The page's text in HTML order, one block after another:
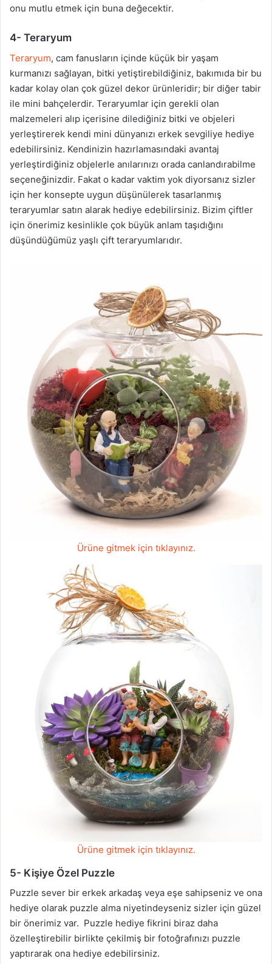
onu mutlu etmek için buna değecektir.
4- Teraryum
Teraryum, cam fanusların içinde küçük bir yaşam
kurmanızı sağlayan, bitki yetiştirebildiğiniz, bakımıda bir bu
kadar kolay olan çok güzel dekor ürünleridir; bir diğer tabir
ile mini bahçelerdir. Teraryumlar için gerekli olan
malzemeleri alıp içerisine dilediğiniz bitki ve objeleri
yerleştirerek kendi mini dünyanızı erkek sevgiliye hediye
edebilirsiniz. Kendinizin hazırlamasındaki avantaj
yerleştirdiğiniz objelerle anılarınızı orada canlandırabilme
seçeneğinizdir. Fakat o kadar vaktim yok diyorsanız sizler
için her konsepte uygun düşünülerek tasarlanmış
teraryumlar satın alarak hediye edebilirsiniz. Bizim çiftler
için önerimiz kesinlikle çok büyük anlam taşıdığını
düşündüğümüz yaşlı çift teraryumlarıdır.
Ürüne gitmek için tıklayınız.
Ürüne gitmek için tıklayınız.
5- Kişiye Özel Puzzle
Puzzle sever bir erkek arkadaş veya eşe sahipseniz ve ona
hediye olarak puzzle alma niyetindeyseniz sizler için güzel
bir önerimiz var. Puzzle hediye fikrini biraz daha
özelleştirebilir birlikte çekilmiş bir fotoğrafınızı puzzle
yaptırarak ona hediye edebilirsiniz.